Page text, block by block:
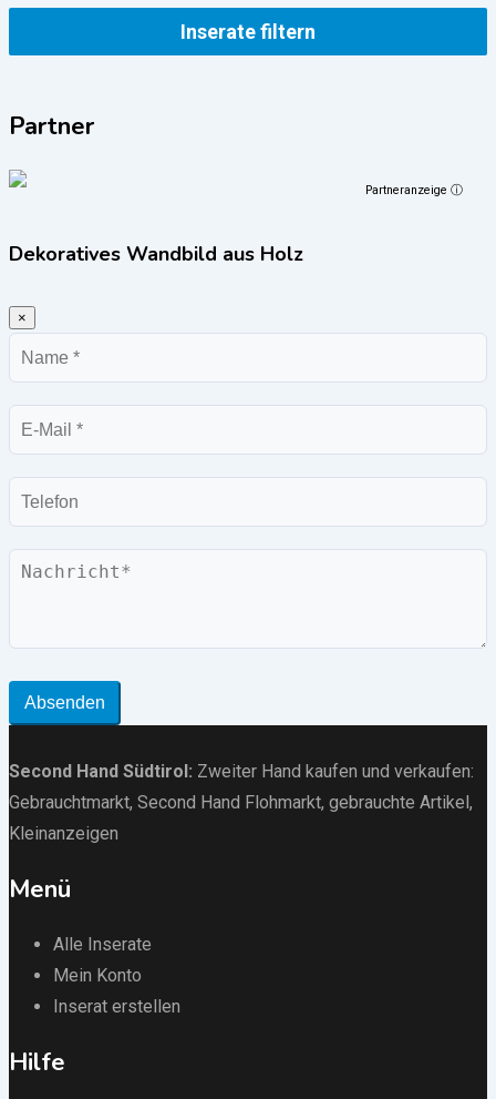
Inserate filtern
Partner
Partneranzeige ⓘ
Dekoratives Wandbild aus Holz
×
Name
E-
Mail
Telefon
Nachricht
Absenden
Second Hand Südtirol : Zweiter Hand kaufen und verkaufen:
Gebrauchtmarkt, Second Hand Flohmarkt, gebrauchte Artikel ,
Kleinanzeigen
Menü
Alle Inserate
Mein Konto
Inserat erstellen
Hilfe